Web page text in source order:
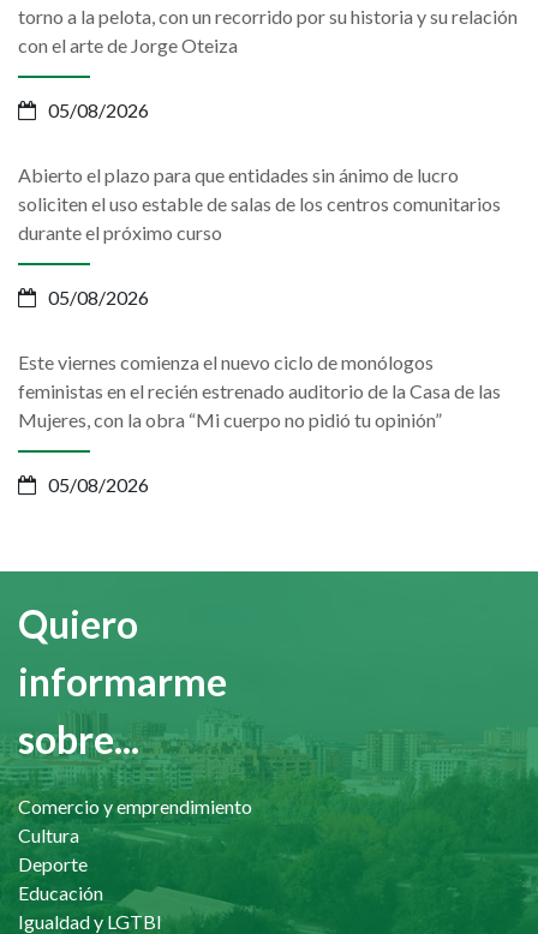
torno a la pelota, con un recorrido por su historia y su relación
con el arte de Jorge Oteiza
05/08/2026
Abierto el plazo para que entidades sin ánimo de lucro
soliciten el uso estable de salas de los centros comunitarios
durante el próximo curso
05/08/2026
Este viernes comienza el nuevo ciclo de monólogos
feministas en el recién estrenado auditorio de la Casa de las
Mujeres, con la obra “Mi cuerpo no pidió tu opinión”
05/08/2026
Quiero
informarme
sobre...
Comercio y emprendimiento
Cultura
Deporte
Educación
Igualdad y LGTBI